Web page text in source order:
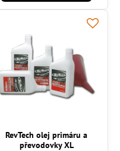
RevTech olej primáru a
převodovky XL